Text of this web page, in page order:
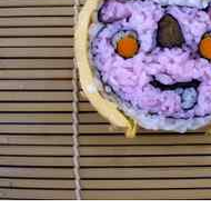
太
巻
き
祭
り
ず
し
教
室
は
予
定
ど